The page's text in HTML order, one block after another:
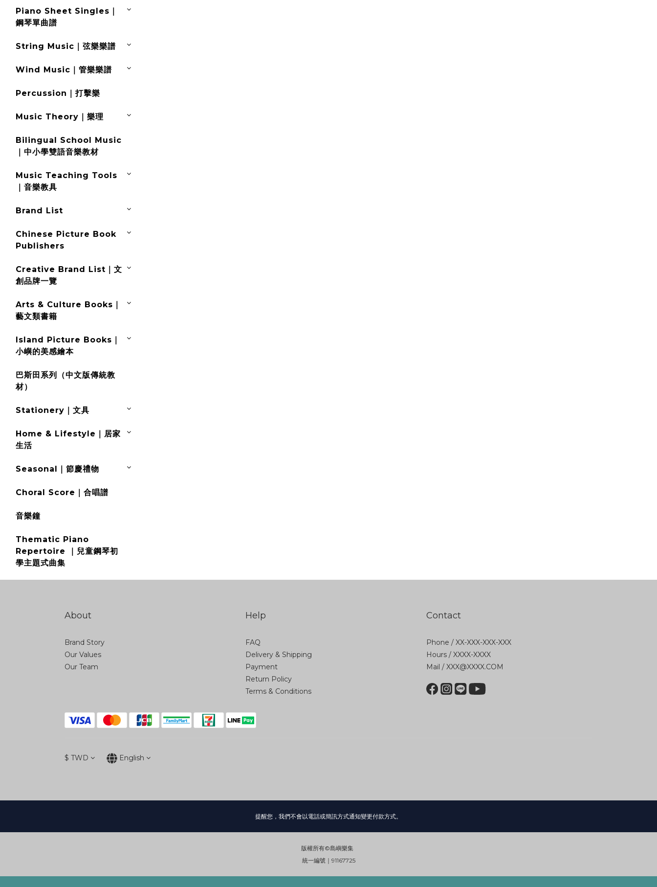
Piano Sheet Singles｜
鋼琴單曲譜
String Music｜弦樂樂譜
Wind Music｜管樂樂譜
Percussion｜打擊樂
Music Theory｜樂理
Bilingual School Music
｜中小學雙語音樂教材
Music Teaching Tools
｜音樂教具
Brand List
Chinese Picture Book
Publishers
Creative Brand List｜文
創品牌一覽
Arts & Culture Books｜
藝文類書籍
Island Picture Books｜
小嶼的美感繪本
巴斯田系列（中文版傳統教
材）
Stationery｜文具
Home & Lifestyle｜居家
生活
Seasonal｜節慶禮物
Choral Score｜合唱譜
音樂鐘
Thematic Piano
Repertoire ｜兒童鋼琴初
學主題式曲集
About
Brand Story
Our Values
Our Team
Help
FAQ
Delivery & Shipping
Payment
Return Policy
Terms & Conditions
Contact
Phone / XX-XXX-XXX-XXX
Hours / XXXX-XXXX
Mail / XXX@XXXX.COM
$ TWD English
提醒您，我們不會以電話或簡訊方式通知變更付款方式。
版權所有©島嶼樂集
統一編號｜91167725